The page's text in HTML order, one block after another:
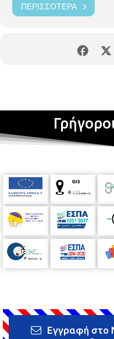
ΠΕΡΙΣΣΌΤΕΡΑ
Εγγραφή στο